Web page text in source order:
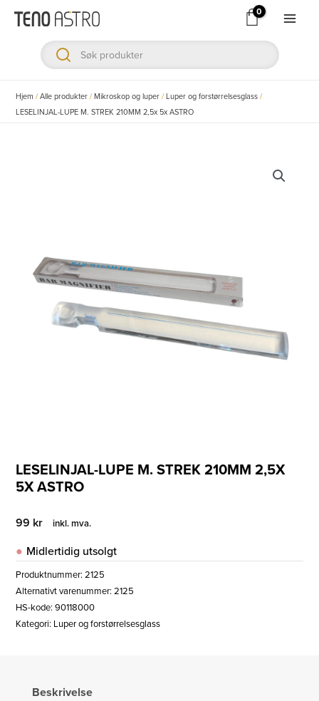
Hopp
innholdet
Hjem /Alle produkter /Mikroskop og luper /Luper og forstørrelsesglass /
LESELINJAL-LUPE M. STREK 210MM 2,5x 5x ASTRO
LESELINJAL-LUPE M. STREK 210MM 2,5X
5X ASTRO
99 kr inkl. mva.
Midlertidig utsolgt
Produktnummer:2125
Alternativt varenummer: 2125
HS-kode: 90118000
Kategori: Luper og forstørrelsesglass
Beskrivelse